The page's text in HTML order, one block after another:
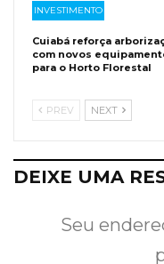
INVESTIMENTO
Cuiabá reforça
com novos
para o Horto Florestal
PREV NEXT
DEIXE UMA
Seu